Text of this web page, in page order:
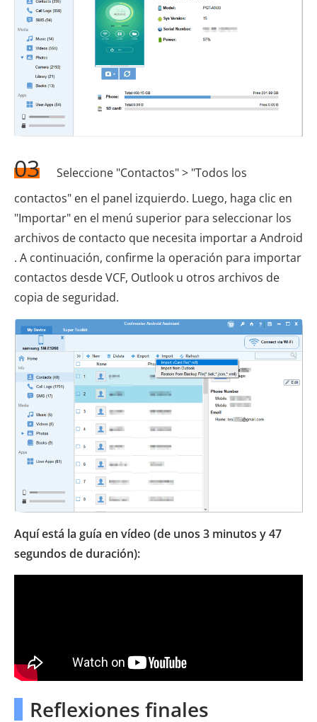
03
Seleccione "Contactos" > "Todos los
contactos" en el panel izquierdo. Luego, haga clic en
"Importar" en el menú superior para seleccionar los
archivos de contacto que necesita importar a Android
. A continuación, confirme la operación para importar
contactos desde VCF, Outlook u otros archivos de
copia de seguridad.
Aquí está la guía en vídeo (de unos 3 minutos y 47
segundos de duración):
Reflexiones finales